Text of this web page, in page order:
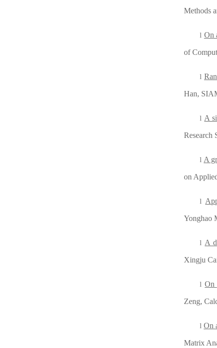
Methods
l On
of
l
Han,
lA
Research
lA
on
l
Yonghao
lA
Xingju
lOn
Zeng,
l On
Matrix